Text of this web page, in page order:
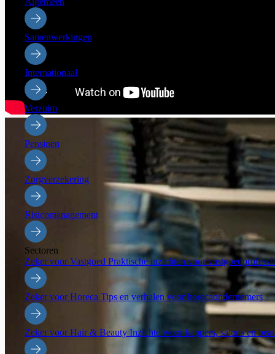
Samenwerkingen
Internationaal
Verzuim
Pensioen
Zorgverzekering
Risicomanagement
Sectoren
Zeker voor Vastgoed Praktische inzichten voor
Zeker voor Horeca Tips en verhalen voor horecaondernemers
Zeker voor Hair & Beauty Inzichtenvoor kappers, salons en